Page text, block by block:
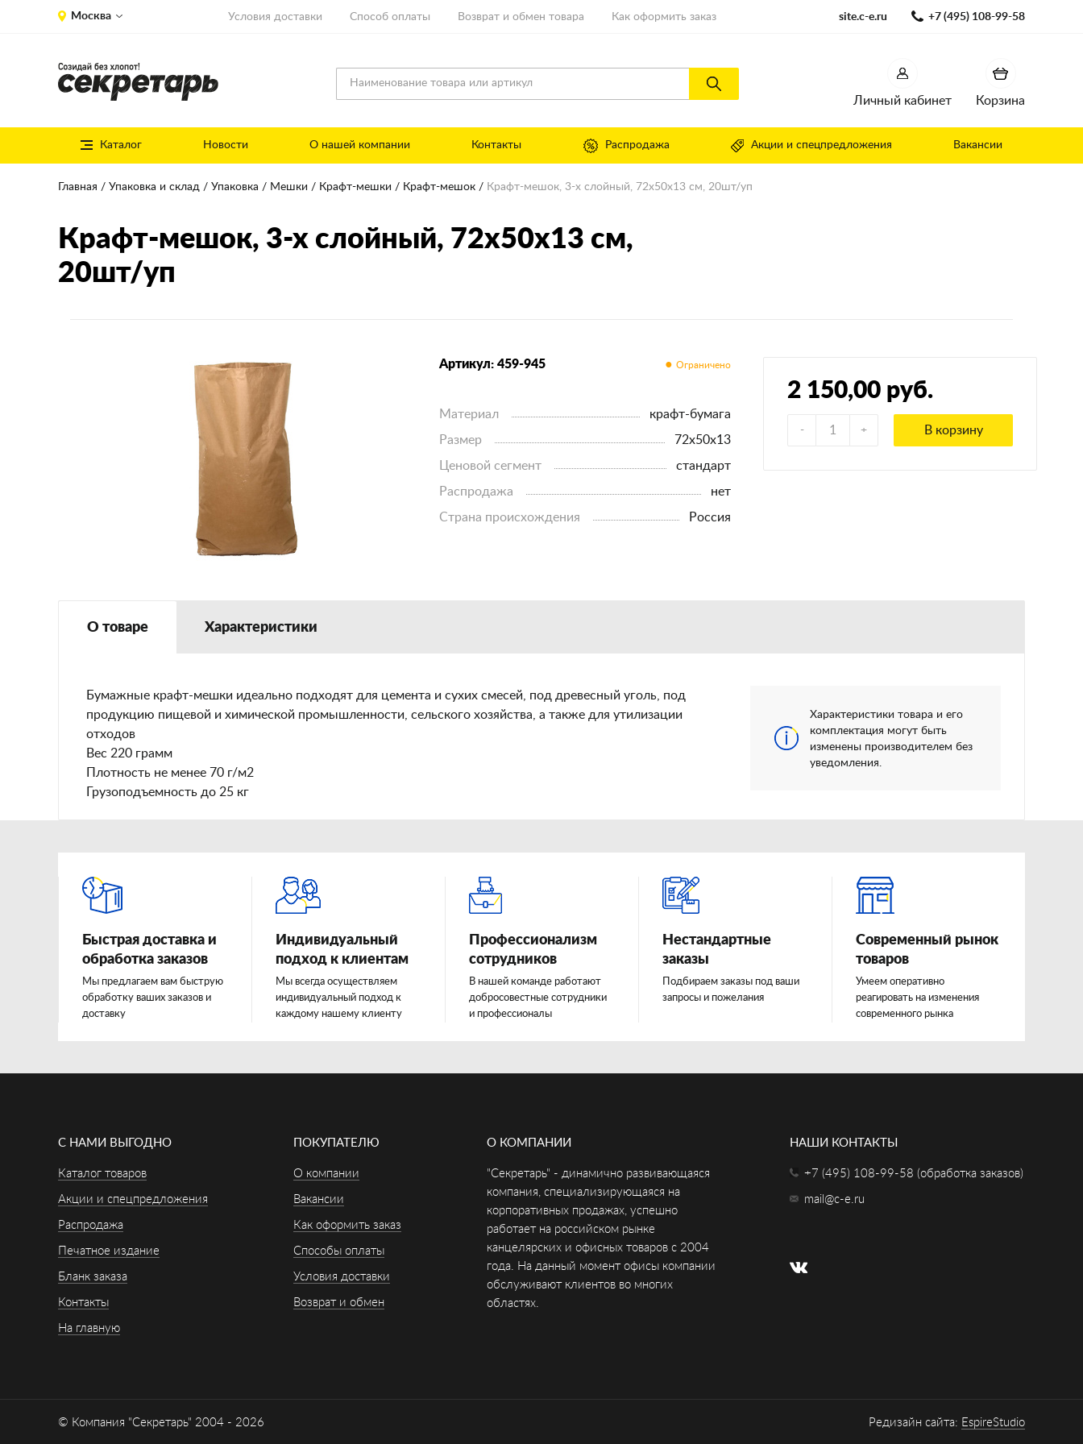
Москва Условия доставки Способ оплаты Возврат и обмен товара Как оформить заказ site.c-e.ru +7 (495) 108-99-58
Личный кабинет Корзина
Каталог Новости О нашей компании Контакты Распродажа Акции и спецпредложения Вакансии
Главная Упаковка и склад Упаковка Мешки Крафт-мешки Крафт-мешок Крафт-мешок, 3-х слойный, 72х50х13 см, 20шт/уп
Крафт-мешок, 3-х слойный, 72х50х13 см,
20шт/уп
Артикул: 459-945
Материал
крафт-бумага
Размер
72х50х13
Ценовой сегмент
стандарт
Распродажа
нет
Страна происхождения
россия
2 150,00 руб.
В корзину
О товаре Характеристики
Бумажные крафт-мешки идеально подходят для цемента и сухих смесей, под древесный уголь, под
продукцию пищевой и химической промышленности, сельского хозяйства, а также для утилизации
отходов
Вес 220 грамм
Плотность не менее 70 г/м2
Грузоподъемность до 25 кг
Характеристики товара и его
комплектация могут быть
изменены производителем без
уведомления.
Быстрая доставка и
обработка заказов
Мы предлагаем вам быструю
обработку ваших заказов и
доставку
Индивидуальный
подход к клиентам
Мы всегда осуществляем
индивидуальный подход к
каждому нашему клиенту
Профессионализм
сотрудников
В нашей команде работают
добросовестные сотрудники
и профессионалы
Нестандартные
заказы
Подбираем заказы под ваши
запросы и пожелания
Современный рынок
товаров
Умеем оперативно
реагировать на изменения
современного рынка
С НАМИ ВЫГОДНО
Каталог товаров
Акции и спецпредложения
Распродажа
Печатное издание
Бланк заказа
Контакты
На главную
ПОКУПАТЕЛЮ
О компании
Вакансии
Как оформить заказ
Способы оплаты
Условия доставки
Возврат и обмен
О КОМПАНИИ
"Секретарь" - динамично развивающаяся
компания, специализирующаяся на
корпоративных продажах, успешно
работает на российском рынке
канцелярских и офисных товаров с 2004
года. На данный момент офисы компании
обслуживают клиентов во многих
областях.
НАШИ КОНТАКТЫ
+7 (495) 108-99-58 (обработка заказов)
mail@c-e.ru
© Компания "Секретарь" 2004 - 2026 Редизайн сайта: EspireStudio